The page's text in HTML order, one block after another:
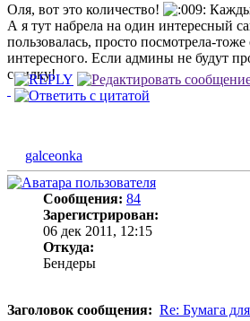
Оля, вот это количество!
А я тут набрела на один интересный
пользовалась, просто посмотрела-
интересного. Если админы не будут
ссылку!
galceonka
Сообщения: 84
Зарегистрирован:
06 дек 2011, 12:15
Откуда:
Бендеры
Заголовок сообщения: Re: Бумага